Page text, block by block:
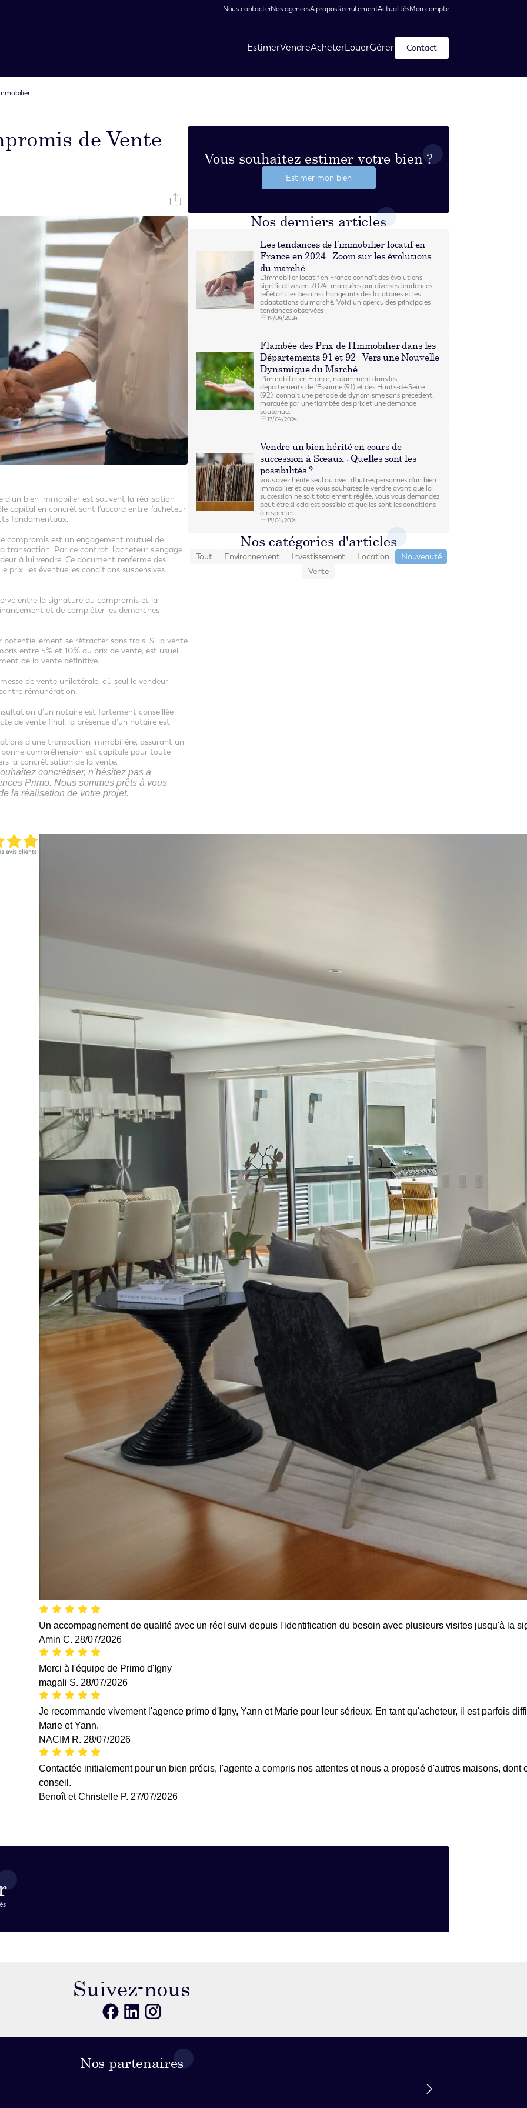
Nous contacterNos agencesA proposRecrutementActualitésMon compte
EstimerVendreAcheterLouerGérer Contact
de Vente
bien immobilier est souvent la réalisation
capital en concrétisant l’accord entre l’acheteur
fondamentaux.
compromis est un engagement mutuel de
Par ce contrat, l’acheteur s’engage
à lui vendre. Ce document renferme des
prix, les éventuelles conditions suspensives
entre la signature du compromis et la
et de compléter les démarches
potentiellement se rétracter sans frais. Si la vente
entre 5% et 10% du prix de vente, est usuel.
de la vente définitive.
de vente unilatérale, où seul le vendeur
rémunération.
d’un notaire est fortement conseillée
de vente final, la présence d’un notaire est
d’une transaction immobilière, assurant un
compréhension est capitale pour toute
la concrétisation de la vente.
concrétiser, n’hésitez pas à
Primo. Nous sommes prêts à vous
la réalisation de votre projet.
Vous souhaitez estimer votre bien ?
Estimer mon bien
Nos derniers articles
Les tendances de l’immobilier locatif en
France en 2024 : Zoom sur les évolutions
du marché
L'immobilier locatif en France connaît des évolutions
significatives en 2024, marquées par diverses tendances
reflétant les besoins changeants des locataires et les
adaptations du marché. Voici un aperçu des principales
tendances observées :
19/04/2024
Flambée des Prix de l’Immobilier dans les
Départements 91 et 92 : Vers une Nouvelle
Dynamique du Marché
L'immobilier en France, notamment dans les
départements de l'Essonne (91) et des Hauts-de-Seine
(92), connaît une période de dynamisme sans précédent,
marquée par une flambée des prix et une demande
soutenue.
17/04/2024
Vendre un bien hérité en cours de
succession à Sceaux : Quelles sont les
possibilités ?
vous avez hérité seul ou avec d'autres personnes d'un bien
immobilier et que vous souhaitez le vendre avant que la
succession ne soit totalement réglée, vous vous demandez
peut-être si cela est possible et quelles sont les conditions
à respecter.
15/04/2024
Nos catégories d'articles
Tout Environnement Investissement Location
Nouveauté
Vente
Un accompagnement de qualité avec un réel suivi depuis l'identification du besoin avec plusieurs visites jusqu'à la
Amin C. 28/07/2026
Merci à l'équipe de Primo d'Igny
magali S. 28/07/2026
Je recommande vivement l'agence primo d'Igny, Yann et Marie pour leur sérieux. En tant qu'acheteur, il est parfois
Marie et Yann.
NACIM R. 28/07/2026
Contactée initialement pour un bien précis, l'agente a compris nos attentes et nous a proposé d'autres maisons,
conseil.
Benoît et Christelle P. 27/07/2026
Suivez-nous
Nos partenaires